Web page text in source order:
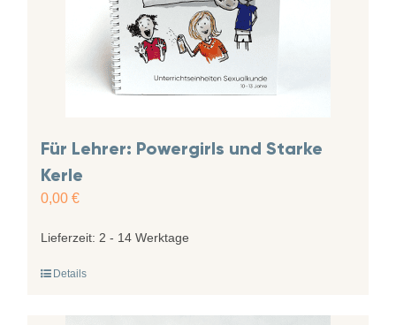
Für Lehrer: Powergirls und Starke
Kerle
0,00 €
Lieferzeit: 2 - 14 Werktage
Details